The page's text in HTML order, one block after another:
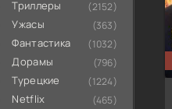
Триллеры (2152)
Ужасы (363)
Фантастика (1032)
Дорамы (796)
Турецкие (1224)
Netflix (465)